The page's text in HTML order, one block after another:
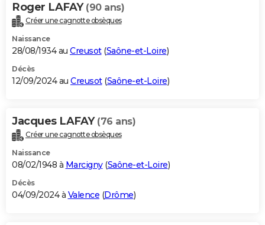
Roger LAFAY (90 ans)
Créer une cagnotte obsèques
Naissance
28/08/1934 au Creusot(Saône-et-Loire)
Décès
12/09/2024 au Creusot(Saône-et-Loire)
Jacques LAFAY (76 ans)
Créer une cagnotte obsèques
Naissance
08/02/1948 à Marcigny(Saône-et-Loire)
Décès
04/09/2024 à Valence (Drôme)